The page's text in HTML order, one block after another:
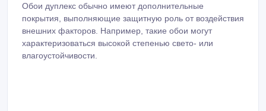
Обои дуплекс обычно имеют дополнительные
покрытия, выполняющие защитную роль от воздействия
внешних факторов. Например, такие обои могут
характеризоваться высокой степенью свето- или
влагоустойчивости.